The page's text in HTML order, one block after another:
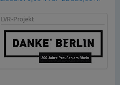
LVR-Projekt